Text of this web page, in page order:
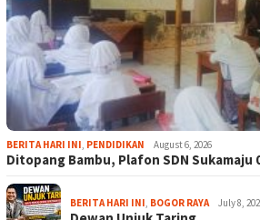
BERITA HARI INI, PENDIDIKAN August 6, 2026
Ditopang Bambu, Plafon SDN Sukamaju
BERITA HARI INI, BOGOR RAYA July 8,